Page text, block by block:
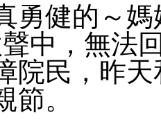
勇健的～
中，無法
院民，昨
節。